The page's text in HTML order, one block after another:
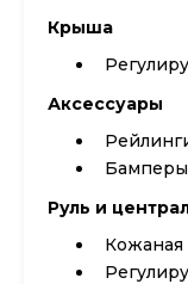
Крыша
Аксессуары
Руль и
Кожаная